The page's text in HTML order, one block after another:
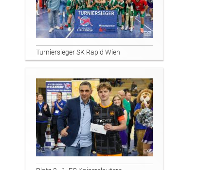
Turniersieger SK Rapid Wien